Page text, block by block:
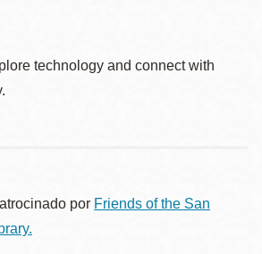
technology and connect with
por Friends of the San